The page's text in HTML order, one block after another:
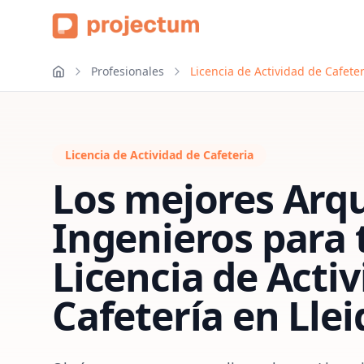
Profesionales Licencia de Actividad de
Licencia de Actividad de Cafeteria
Los mejores
Ingenieros para
Licencia de
Cafetería en